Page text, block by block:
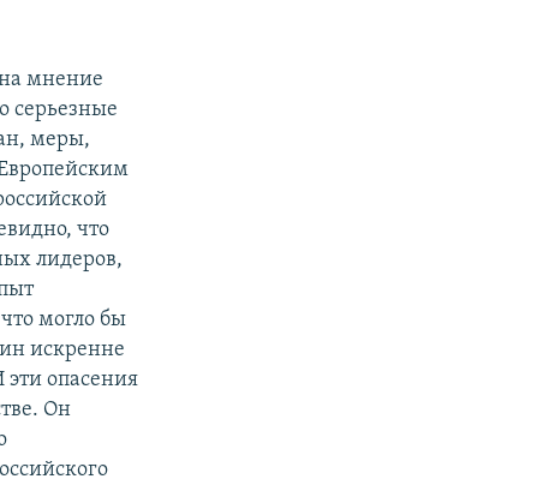
мнение
серьезные
меры,
что
лидеров,
могло бы
искренне
опасения
Он